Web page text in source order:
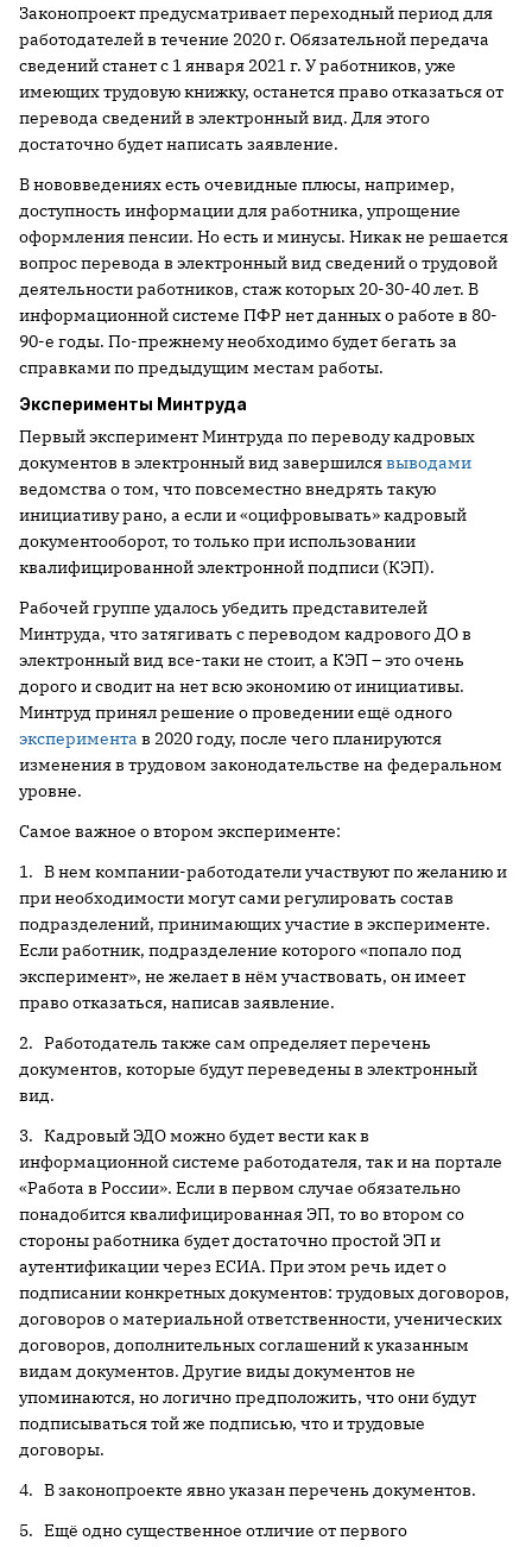
Законопроект предусматривает переходный период для
работодателей в течение 2020 г. Обязательной передача
сведений станет с 1 января 2021 г. У работников, уже
имеющих трудовую книжку, останется право отказаться от
перевода сведений в электронный вид. Для этого
достаточно будет написать заявление.
В нововведениях есть очевидные плюсы, например,
доступность информации для работника, упрощение
оформления пенсии. Но есть и минусы. Никак не решается
вопрос перевода в электронный вид сведений о трудовой
деятельности работников, стаж которых 20-30-40 лет. В
информационной системе ПФР нет данных о работе в 80-
90-е годы. По-прежнему необходимо будет бегать за
справками по предыдущим местам работы.
Эксперименты Минтруда
Первый эксперимент Минтруда по переводу кадровых
документов в электронный вид завершилсявыводами
ведомства о том, что повсеместно внедрять такую
инициативу рано, а если и «оцифровывать» кадровый
документооборот, то только при использовании
квалифицированной электронной подписи (КЭП).
Рабочей группе удалось убедить представителей
Минтруда, что затягивать с переводом кадрового ДО в
электронный вид все-таки не стоит, а КЭП – это очень
дорого и сводит на нет всю экономию от инициативы.
Минтруд принял решение о проведении ещё одного
эксперимента в 2020 году, после чего планируются
изменения в трудовом законодательстве на федеральном
уровне.
Самое важное о втором эксперименте:
1. В нем компании-работодатели участвуют по желанию и
при необходимости могут сами регулировать состав
подразделений, принимающих участие в эксперименте.
Если работник, подразделение которого «попало под
эксперимент», не желает в нём участвовать, он имеет
право отказаться, написав заявление.
2. Работодатель также сам определяет перечень
документов, которые будут переведены в электронный
вид.
3. Кадровый ЭДО можно будет вести как в
информационной системе работодателя, так и на портале
«Работа в России». Если в первом случае обязательно
понадобится квалифицированная ЭП, то во втором со
стороны работника будет достаточно простой ЭП и
аутентификации через ЕСИА. При этом речь идет о
подписании конкретных документов: трудовых договоров,
договоров о материальной ответственности, ученических
договоров, дополнительных соглашений к указанным
видам документов. Другие виды документов не
упоминаются, но логично предположить, что они будут
подписываться той же подписью, что и трудовые
договоры.
4. В законопроекте явно указан перечень документов.
5. Ещё одно существенное отличие от первого